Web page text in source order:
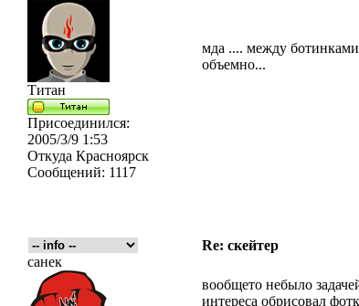
Титан
Присоединился:
2005/3/9 1:53
Откуда Красноярск
Сообщений: 1117
мда .... между
объемно...
Re: скейтер
санек
вообщето небыло
интереса обрисовал